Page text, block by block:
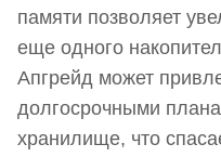
памяти позволяет
еще одного
Апгрейд может
долгосрочными
хранилище, что